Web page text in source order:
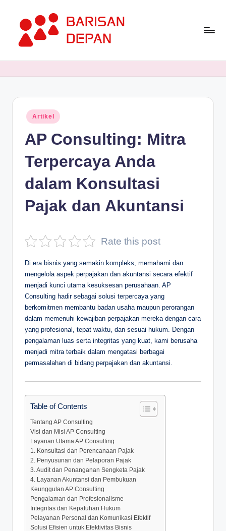
content
D
Terupdate
Posted
in
Artikel
AP Consulting: Mitra
Terpercaya Anda
dalam Konsultasi
Pajak dan Akuntansi
Rate this post
Di era bisnis yang semakin kompleks, memahami dan
mengelola aspek perpajakan dan akuntansi secara efektif
menjadi kunci utama kesuksesan perusahaan. AP
Consulting hadir sebagai solusi terpercaya yang
berkomitmen membantu badan usaha maupun perorangan
dalam memenuhi kewajiban perpajakan mereka dengan cara
yang profesional, tepat waktu, dan sesuai hukum. Dengan
pengalaman luas serta integritas yang kuat, kami berusaha
menjadi mitra terbaik dalam mengatasi berbagai
permasalahan di bidang perpajakan dan akuntansi.
Table of Contents
Tentang AP Consulting
Visi dan Misi AP Consulting
Layanan Utama AP Consulting
1. Konsultasi dan Perencanaan Pajak
2. Penyusunan dan Pelaporan Pajak
3. Audit dan Penanganan Sengketa Pajak
4. Layanan Akuntansi dan Pembukuan
Keunggulan AP Consulting
Pengalaman dan Profesionalisme
Integritas dan Kepatuhan Hukum
Pelayanan Personal dan Komunikasi Efektif
Solusi Efisien untuk Efektivitas Bisnis